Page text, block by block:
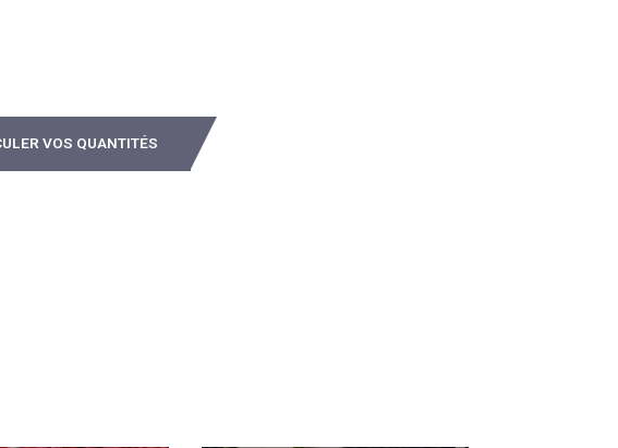
VOS QUANTITÉS